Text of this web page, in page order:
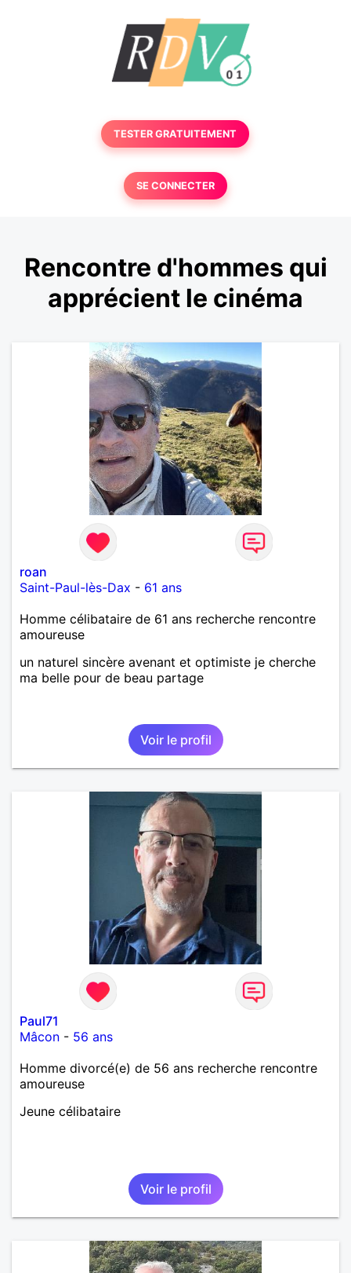
TESTER GRATUITEMENT
SE CONNECTER
Rencontre d'hommes qui
apprécient le cinéma
roan
Saint-Paul-lès-Dax - 61 ans
Homme célibataire de 61 ans recherche rencontre
amoureuse
un naturel sincère avenant et optimiste je cherche
ma belle pour de beau partage
Voir le profil
Paul71
Mâcon - 56 ans
Homme divorcé(e) de 56 ans recherche rencontre
amoureuse
Jeune célibataire
Voir le profil